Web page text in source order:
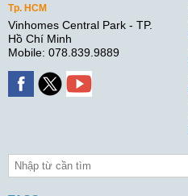
Tp. HCM
Vinhomes Central Park - TP.
Hồ Chí Minh
Mobile: 078.839.9889